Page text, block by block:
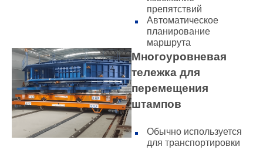
препятствий
Автоматическое
планирование
маршрута
Многоуровневая
тележка для
перемещения
штампов
Обычно используется
для транспортировки